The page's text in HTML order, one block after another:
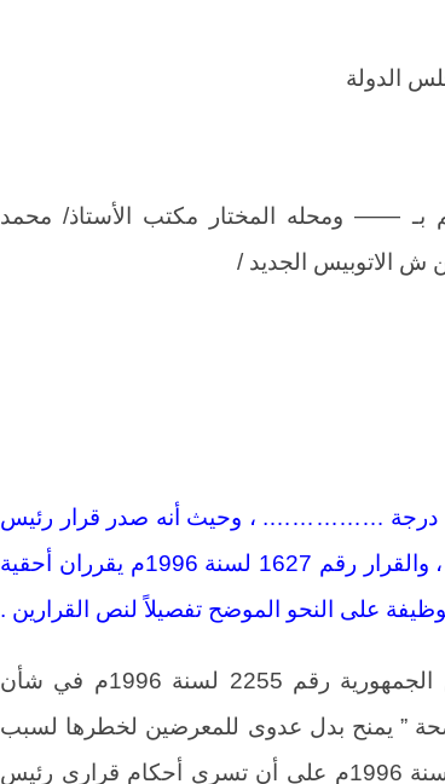
الدولة
—— ومحله المختار مكتب الأستاذ/ محمد
……………. ، وحيث أنه صدر قرار رئيس
مجلس الوزراء رقم 2577 لسنة 1995م ، والقرار رقم 1627 لسنة 1996م يقرران أحقية
على النحو الموضح تفصيلاً لنص القرارين .
المادة الأولى من قرار رئيس الجمهورية رقم 2255 لسنة 1996م في شأن
” يمنح بدل عدوى للمعرضين لخطرها لسبب
طبيعة أعمال وظائفهم بالفئات الآتية ” .سنة 1996م على أن تسري أحكام قراري رئيس